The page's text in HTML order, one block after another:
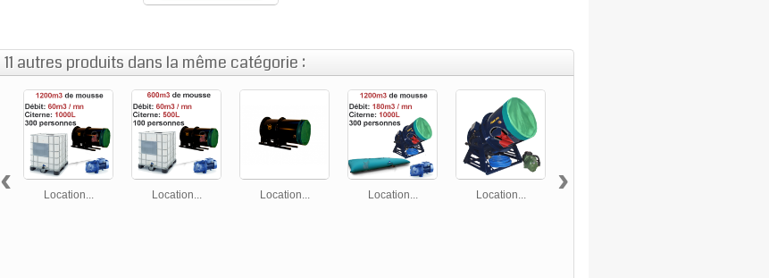
11 autres produits dans la même catégorie :
Location... Location... Location... Location... Location...
‹ ›